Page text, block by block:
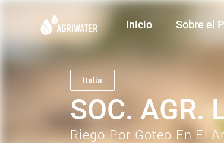
Inicio Sobre el
Italia
SOC. AGR.
Riego Por Goteo En El